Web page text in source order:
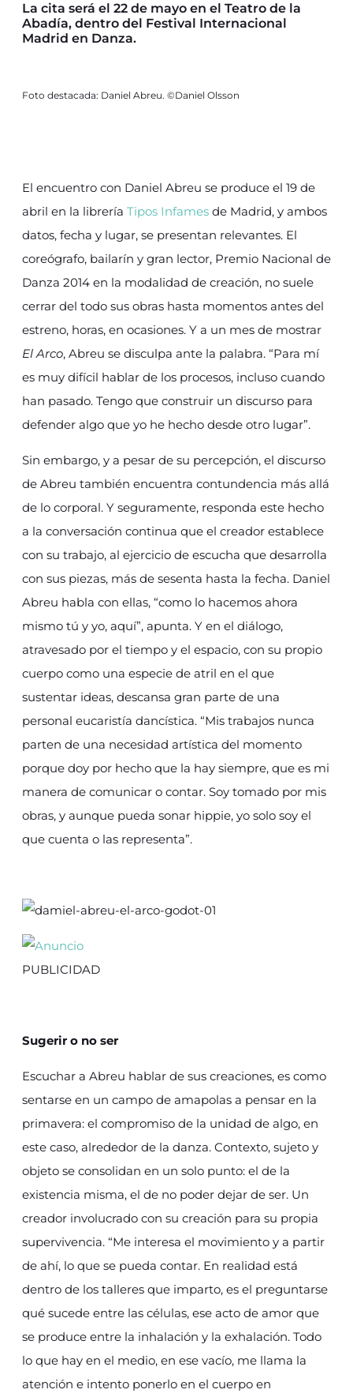
La cita será el 22 de mayo en el Teatro de la
Abadía, dentro del Festival Internacional
Madrid en Danza.
Foto destacada: Daniel Abreu. ©Daniel Olsson
El encuentro con Daniel Abreu se produce el 19 de
abril en la librería Tipos Infames de Madrid, y ambos
datos, fecha y lugar, se presentan relevantes. El
coreógrafo, bailarín y gran lector, Premio Nacional de
Danza 2014 en la modalidad de creación, no suele
cerrar del todo sus obras hasta momentos antes del
estreno, horas, en ocasiones. Y a un mes de mostrar
El Arco, Abreu se disculpa ante la palabra. “Para mí
es muy difícil hablar de los procesos, incluso cuando
han pasado. Tengo que construir un discurso para
defender algo que yo he hecho desde otro lugar”.
Sin embargo, y a pesar de su percepción, el discurso
de Abreu también encuentra contundencia más allá
de lo corporal. Y seguramente, responda este hecho
a la conversación continua que el creador establece
con su trabajo, al ejercicio de escucha que desarrolla
con sus piezas, más de sesenta hasta la fecha. Daniel
Abreu habla con ellas, “como lo hacemos ahora
mismo tú y yo, aquí”, apunta. Y en el diálogo,
atravesado por el tiempo y el espacio, con su propio
cuerpo como una especie de atril en el que
sustentar ideas, descansa gran parte de una
personal eucaristía dancística. “Mis trabajos nunca
parten de una necesidad artística del momento
porque doy por hecho que la hay siempre, que es mi
manera de comunicar o contar. Soy tomado por mis
obras, y aunque pueda sonar hippie, yo solo soy el
que cuenta o las representa”.
PUBLICIDAD
Sugerir o no ser
Escuchar a Abreu hablar de sus creaciones, es como
sentarse en un campo de amapolas a pensar en la
primavera: el compromiso de la unidad de algo, en
este caso, alrededor de la danza. Contexto, sujeto y
objeto se consolidan en un solo punto: el de la
existencia misma, el de no poder dejar de ser. Un
creador involucrado con su creación para su propia
supervivencia. “Me interesa el movimiento y a partir
de ahí, lo que se pueda contar. En realidad está
dentro de los talleres que imparto, es el preguntarse
qué sucede entre las células, ese acto de amor que
se produce entre la inhalación y la exhalación. Todo
lo que hay en el medio, en ese vacío, me llama la
atención e intento ponerlo en el cuerpo en